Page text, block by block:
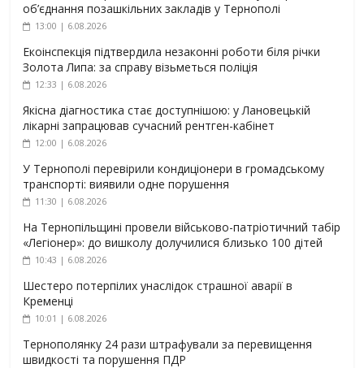
об’єднання позашкільних закладів у Тернополі
13:00 | 6.08.2026
Екоінспекція підтвердила незаконні роботи біля річки
Золота Липа: за справу візьметься поліція
12:33 | 6.08.2026
Якісна діагностика стає доступнішою: у Лановецькій
лікарні запрацював сучасний рентген-кабінет
12:00 | 6.08.2026
У Тернополі перевірили кондиціонери в громадському
транспорті: виявили одне порушення
11:30 | 6.08.2026
На Тернопільщині провели військово-патріотичний табір
«Легіонер»: до вишколу долучилися близько 100 дітей
10:43 | 6.08.2026
Шестеро потерпілих унаслідок страшної аварії в
Кременці
10:01 | 6.08.2026
Тернополянку 24 рази штрафували за перевищення
швидкості та порушення ПДР